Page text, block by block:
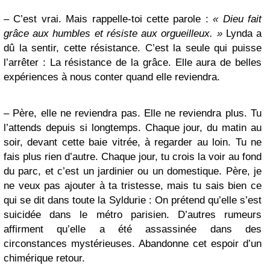
– C’est vrai. Mais rappelle-toi cette parole :« Dieu fait
grâce aux humbles et résiste aux orgueilleux. »Lynda a
dû la sentir, cette résistance. C’est la seule qui puisse
l’arrêter : La résistance de la grâce. Elle aura de belles
expériences à nous conter quand elle reviendra.
– Père, elle ne reviendra pas. Elle ne reviendra plus. Tu
l’attends depuis si longtemps. Chaque jour, du matin au
soir, devant cette baie vitrée, à regarder au loin. Tu ne
fais plus rien d’autre. Chaque jour, tu crois la voir au fond
du parc, et c’est un jardinier ou un domestique. Père, je
ne veux pas ajouter à ta tristesse, mais tu sais bien ce
qui se dit dans toute la Syldurie : On prétend qu’elle s’est
suicidée dans le métro parisien. D’autres rumeurs
affirment qu’elle a été assassinée dans des
circonstances mystérieuses. Abandonne cet espoir d’un
chimérique retour.